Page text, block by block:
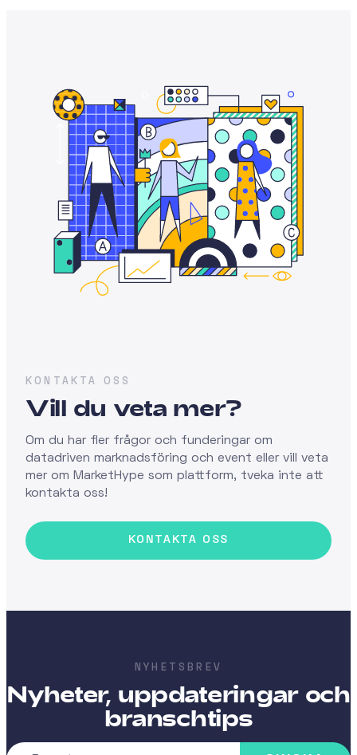
KONTAKTA OSS
Vill du veta mer?
Om du har fler frågor och funderingar om
datadriven marknadsföring och event eller vill veta
mer om MarketHype som plattform, tveka inte att
kontakta oss!
NYHETSBREV
Nyheter, uppdateringar och
branschtips